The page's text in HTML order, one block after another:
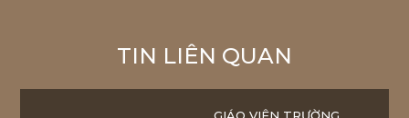
TIN LIÊN QUAN